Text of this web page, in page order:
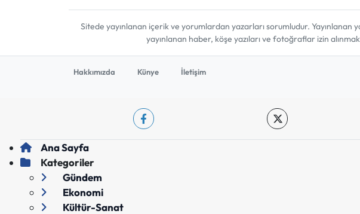
Sitede yayınlanan içerik ve yorumlardan yazarları sorumludur.
yayınlanan haber, köşe yazıları ve fotoğraflar izin
Hakkımızda Künye İletişim
Ana Sayfa
Kategoriler
Gündem
Ekonomi
Kültür-Sanat